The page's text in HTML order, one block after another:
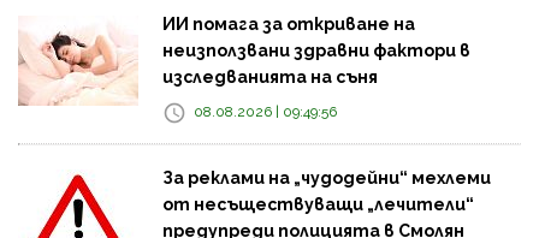
ИИ помага за откриване на
неизползвани здравни фактори в
изследванията на съня
08.08.2026 | 09:49:56
За реклами на „чудодейни“ мехлеми
от несъществуващи „лечители“
предупреди полицията в Смолян